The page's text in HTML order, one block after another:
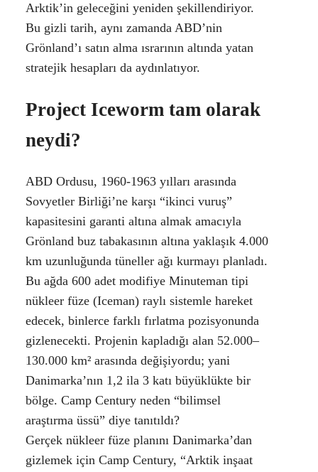
Arktik’in geleceğini yeniden şekillendiriyor.
Bu gizli tarih, aynı zamanda ABD’nin
Grönland’ı satın alma ısrarının altında yatan
stratejik hesapları da aydınlatıyor.
Project Iceworm tam olarak
neydi?
ABD Ordusu, 1960-1963 yılları arasında
Sovyetler Birliği’ne karşı “ikinci vuruş”
kapasitesini garanti altına almak amacıyla
Grönland buz tabakasının altına yaklaşık 4.000
km uzunluğunda tüneller ağı kurmayı planladı.
Bu ağda 600 adet modifiye Minuteman tipi
nükleer füze (Iceman) raylı sistemle hareket
edecek, binlerce farklı fırlatma pozisyonunda
gizlenecekti. Projenin kapladığı alan 52.000–
130.000 km² arasında değişiyordu; yani
Danimarka’nın 1,2 ila 3 katı büyüklükte bir
bölge. Camp Century neden “bilimsel
araştırma üssü” diye tanıtıldı?
Gerçek nükleer füze planını Danimarka’dan
gizlemek için Camp Century, “Arktik inşaat